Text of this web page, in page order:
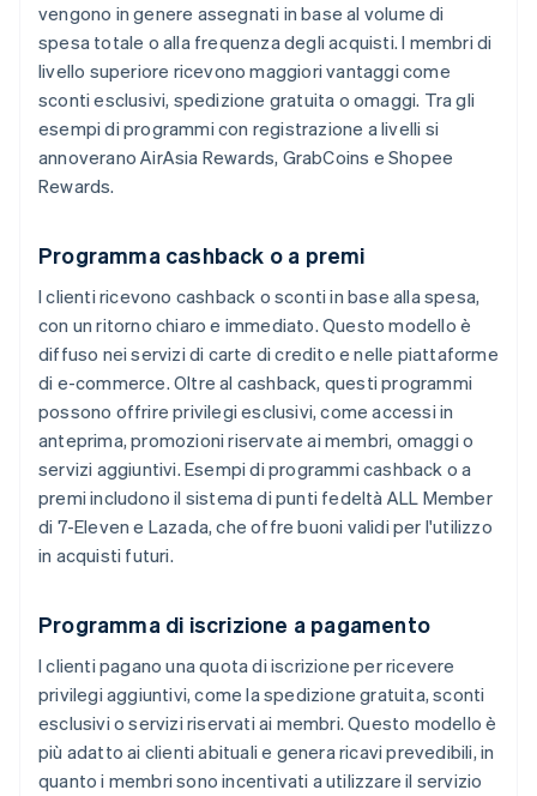
vengono in genere assegnati in base al volume di
spesa totale o alla frequenza degli acquisti. I membri di
livello superiore ricevono maggiori vantaggi come
sconti esclusivi, spedizione gratuita o omaggi. Tra gli
esempi di programmi con registrazione a livelli si
annoverano AirAsia Rewards, GrabCoins e Shopee
Rewards.
Programma cashback o a premi
I clienti ricevono cashback o sconti in base alla spesa,
con un ritorno chiaro e immediato. Questo modello è
diffuso nei servizi di carte di credito e nelle piattaforme
di e-commerce. Oltre al cashback, questi programmi
possono offrire privilegi esclusivi, come accessi in
anteprima, promozioni riservate ai membri, omaggi o
servizi aggiuntivi. Esempi di programmi cashback o a
premi includono il sistema di punti fedeltà ALL Member
di 7-Eleven e Lazada, che offre buoni validi per l'utilizzo
in acquisti futuri.
Programma di iscrizione a pagamento
I clienti pagano una quota di iscrizione per ricevere
privilegi aggiuntivi, come la spedizione gratuita, sconti
esclusivi o servizi riservati ai membri. Questo modello è
più adatto ai clienti abituali e genera ricavi prevedibili, in
quanto i membri sono incentivati a utilizzare il servizio